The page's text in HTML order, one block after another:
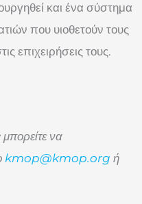
και ένα σύστημα
που υιοθετούν τους
επιχειρήσεις τους.
να
kmop@kmop.org ή